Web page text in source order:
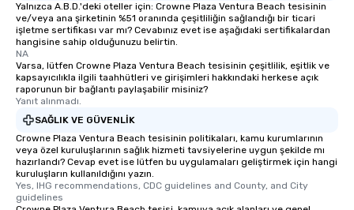
Yalnızca A.B.D.'deki oteller için: Crowne Plaza Ventura Beach tesisinin
ve/veya ana şirketinin %51 oranında çeşitliliğin sağlandığı bir ticari
işletme sertifikası var mı? Cevabınız evet ise aşağıdaki sertifikalardan
hangisine sahip olduğunuzu belirtin.
NA
Varsa, lütfen Crowne Plaza Ventura Beach tesisinin çeşitlilik, eşitlik ve
kapsayıcılıkla ilgili taahhütleri ve girişimleri hakkındaki herkese açık
raporunun bir bağlantı paylaşabilir misiniz?
Yanıt alınmadı.
SAĞLIK VE GÜVENLIK
Crowne Plaza Ventura Beach tesisinin politikaları, kamu kurumlarının
veya özel kuruluşlarının sağlık hizmeti tavsiyelerine uygun şekilde mı
hazırlandı? Cevap evet ise lütfen bu uygulamaları geliştirmek için hangi
kuruluşların kullanıldığını yazın.
Yes, IHG recommendations, CDC guidelines and County, and City
guidelines